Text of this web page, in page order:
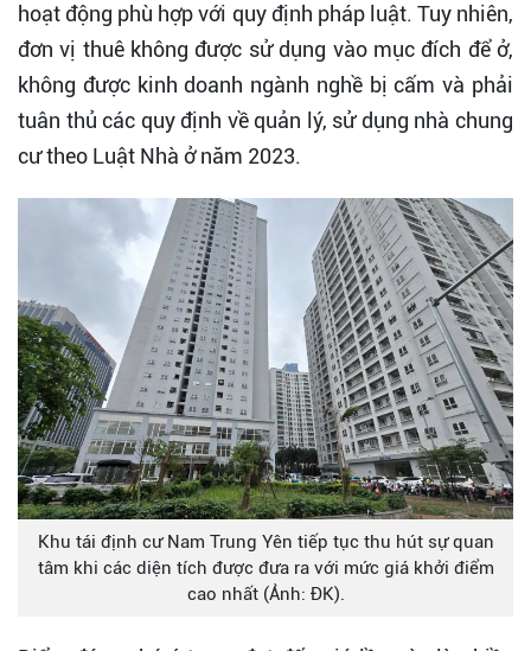
hoạt động phù hợp với quy định pháp luật. Tuy nhiên,
đơn vị thuê không được sử dụng vào mục đích để ở,
không được kinh doanh ngành nghề bị cấm và phải
tuân thủ các quy định về quản lý, sử dụng nhà chung
cư theo Luật Nhà ở năm 2023.
Khu tái định cư Nam Trung Yên tiếp tục thu hút sự quan
tâm khi các diện tích được đưa ra với mức giá khởi điểm
cao nhất (Ảnh: ĐK).